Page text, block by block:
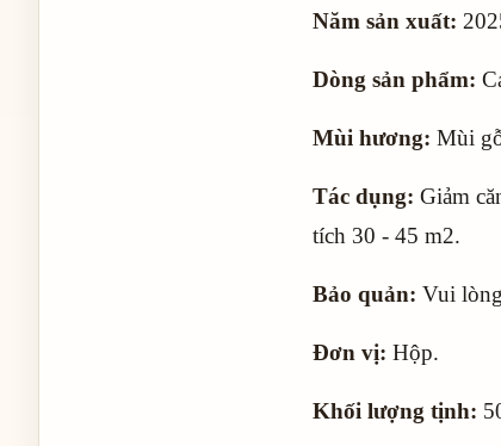
Năm sản xuất:
Dòng sản phẩm:
Mùi hương: Mùi
Tác dụng: Giảm
tích 30 - 45 m2.
Bảo quản: Vui
Đơn vị: Hộp.
Khối lượng tịnh: